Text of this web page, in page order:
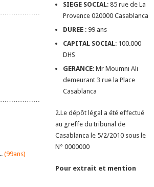
(99ans)
SIEGE SOCIAL: 85 rue de La
Provence 020000 Casablanca
DUREE : 99 ans
CAPITAL SOCIAL: 100.000
DHS
GERANCE: Mr Moumni Ali
demeurant 3 rue la Place
Casablanca
2.Le dépôt légal a été effectué
au greffe du tribunal de
Casablanca le 5/2/2010 sous le
N° 0000000
Pour extrait et mention